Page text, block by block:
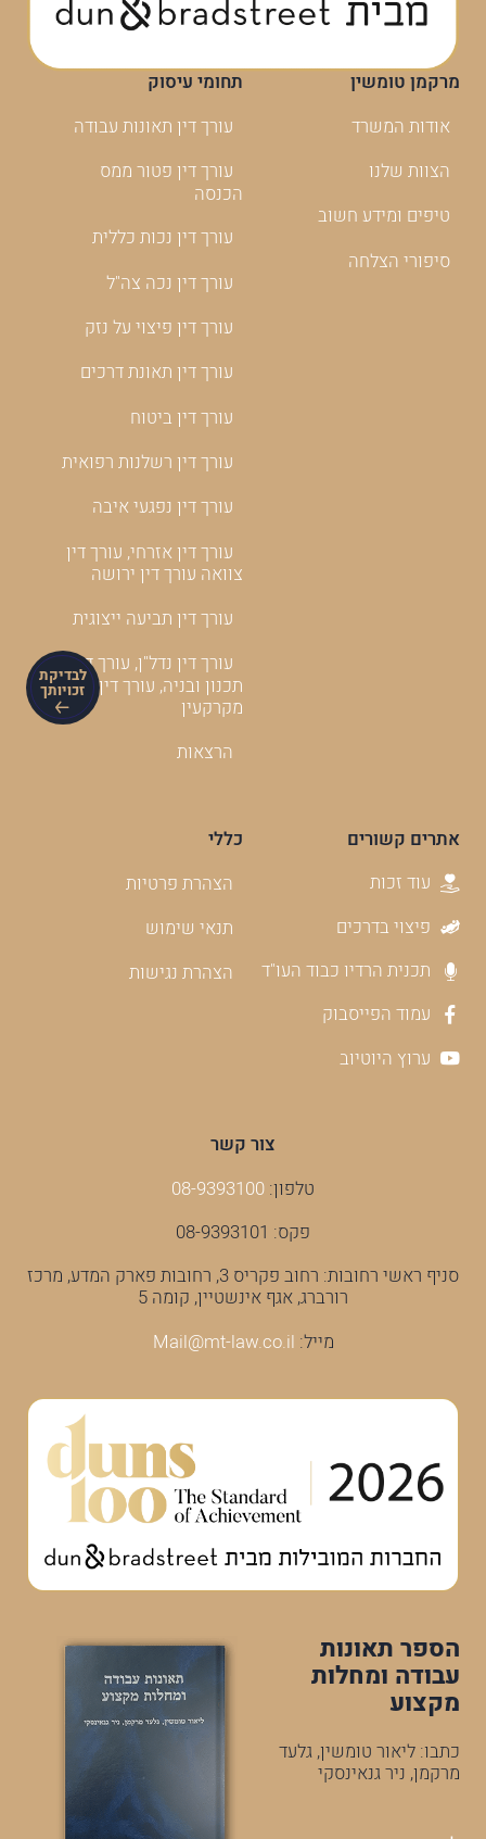
לבדיקת
זכויותך
מרקמן טומשין
אודות המשרד
הצוות שלנו
טיפים ומידע חשוב
סיפורי הצלחה
תחומי עיסוק
עורך דין תאונות עבודה
עורך דין פטור ממס
הכנסה
עורך דין נכות כללית
עורך דין נכה צה"ל
עורך דין פיצוי על נזק
עורך דין תאונת דרכים
עורך דין ביטוח
עורך דין רשלנות רפואית
עורך דין נפגעי איבה
עורך דין אזרחי, עורך דין
צוואה עורך דין ירושה
עורך דין תביעה ייצוגית
עורך דין נדל"ן, עורך דין
תכנון ובניה, עורך דין
מקרקעין
הרצאות
אתרים קשורים
עוד זכות
פיצוי בדרכים
תכנית הרדיו כבוד העו"ד
עמוד הפייסבוק
ערוץ היוטיוב
כללי
הצהרת פרטיות
תנאי שימוש
הצהרת נגישות
צור קשר
טלפון: 08-9393100
פקס: 08-9393101
סניף ראשי רחובות: רחוב פקריס 3, רחובות פארק המדע, מרכז
רורברג, אגף אינשטיין, קומה 5
מייל: Mail@mt-law.co.il
הספר תאונות
עבודה ומחלות
מקצוע
כתבו: ליאור טומשין, גלעד
מרקמן, ניר גנאינסקי